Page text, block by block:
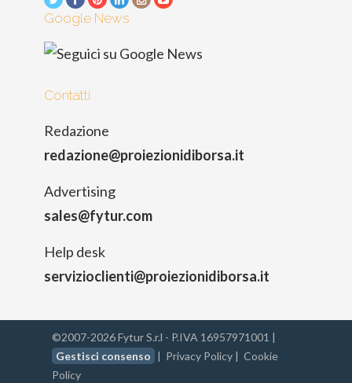
Google News
Contatti
Redazione
redazione@proiezionidiborsa.it
Advertising
sales@fytur.com
Help desk
servizioclienti@proiezionidiborsa.it
©2007-2026 Fytur S.r.l - P.IVA 16957971001 |
Gestisci consenso | Privacy Policy | Cookie
Policy